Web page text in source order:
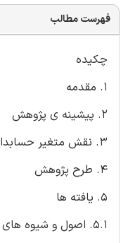
فهرست مطالب
چکیده
1. مقدمه
2. پیشینه ی پژوهش
3. نقش متغیر حسابداری و حسابداران
4. طرح پژوهش
5. یافته ها
5.1. اصول و شیوه